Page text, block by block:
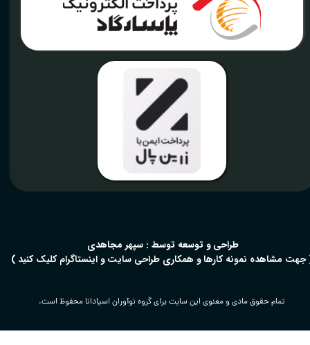
تمام حقوق مادی و معنوی این سایت برای گروه نوآوران اسپادانا محفوظ است.
​طراحی و توسعه توسط : سپهر مجاهدی
جهت مشاهده نمونه کارها و همکاری طراحی سایت و اینستاگرام کلیک کنید )